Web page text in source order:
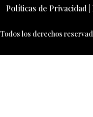
Políticas de Privacidad
Todos los derechos